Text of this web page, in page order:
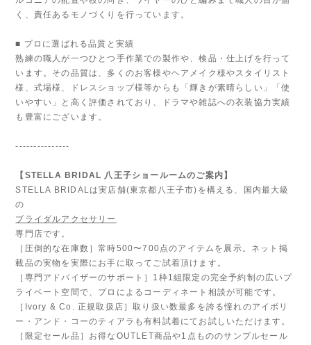
く、責任あるモノづくりを行っています。
■ プロに選ばれる品質と実績
熟練の職人が一つひとつ手作業での製作や、検品・仕上げを行って
います。その品質は、多くのお客様やヘアメイク様やスタイリスト
様、式場様、ドレスショップ様等からも「輝きが素晴らしい」「使
いやすい」と高く評価されており、ドラマや雑誌への衣装協力実績
も豊富にございます。
---------------
【STELLA BRIDAL 八王子ショールームのご案内】
STELLA BRIDALは実店舗(東京都八王子市)を構える、国内最大級
の
ブライダルアクセサリー
専門店です。
［圧倒的な在庫数］常時500〜700点のアイテムを展示。ネット掲
載品の実物を実際にお手に取ってご試着頂けます。
［専門アドバイザーのサポート］1枠1組限定の完全予約制の広いプ
ライベート空間で、プロによるコーディネート相談が可能です。
［Ivory & Co. 正規取扱店］取り扱い数最多を誇る憧れのアイボリ
ー・アンド・コーのティアラも有料試着にてお試しいただけます。
［限定セール品］お得なOUTLET商品や1点もののサンプルセール